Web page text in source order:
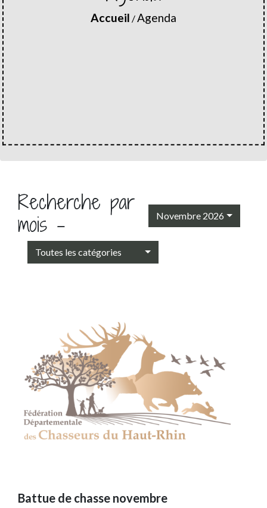
Accueil /Agenda
Recherche par
mois -
Novembre 2026
Toutes les catégories
Battue de chasse novembre